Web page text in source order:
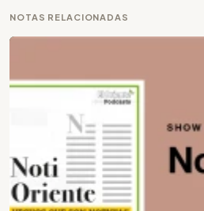
NOTAS RELACIONADAS